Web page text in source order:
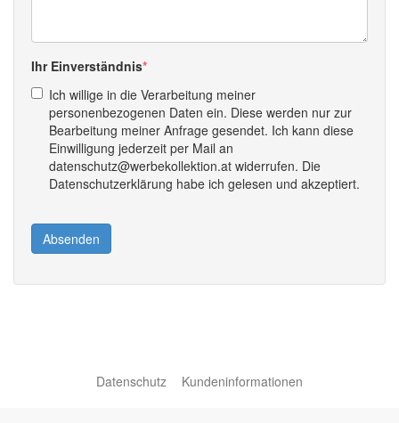
Ihr Einverständnis
Ich willige in die Verarbeitung meiner
personenbezogenen Daten ein. Diese werden nur zur
Bearbeitung meiner Anfrage gesendet. Ich kann diese
Einwilligung jederzeit per Mail an
datenschutz@werbekollektion.at widerrufen. Die
Datenschutzerklärung habe ich gelesen und akzeptiert.
Absenden
Datenschutz Kundeninformationen